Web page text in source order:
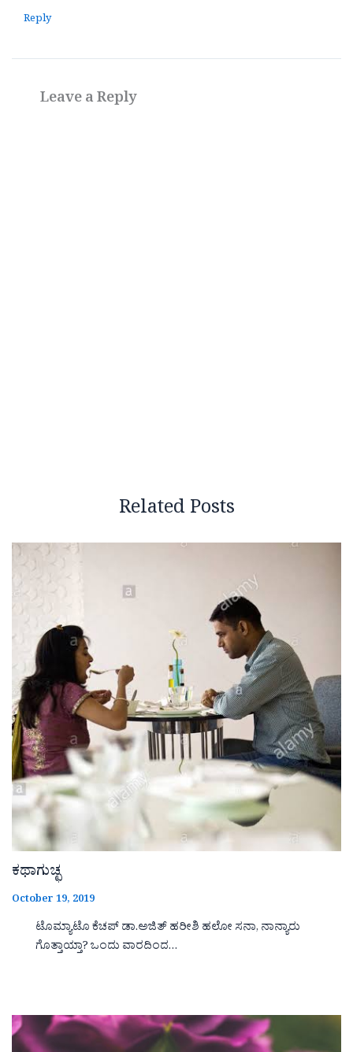
Reply
Leave a Reply
Related Posts
ಕಥಾಗುಚ್ಛ
October 19, 2019
ಟೊಮ್ಯಾಟೊ ಕೆಚಪ್ ಡಾ.ಅಜಿತ್ ಹರೀಶಿ ಹಲೋ ಸನಾ, ನಾನ್ಯಾರು
ಗೊತ್ತಾಯ್ತಾ? ಒಂದು ವಾರದಿಂದ…